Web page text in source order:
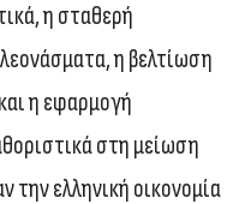
η σταθερή
η βελτίωση
η εφαρμογή
στη μείωση
την ελληνική οικονομία